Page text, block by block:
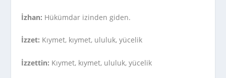
İzhan: Hükümdar izinden giden.
İzzet: Kıymet, kıymet, ululuk, yücelik
İzzettin: Kıymet, kıymet, ululuk, yücelik